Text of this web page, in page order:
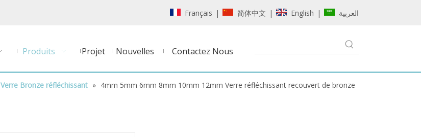
Français | 简体中文 | English | العربية
Produits Projet Nouvelles Contactez Nous
Verre Bronze réfléchissant » 4mm 5mm 6mm 8mm 10mm 12mm Verre réfléchissant recouvert de bronze